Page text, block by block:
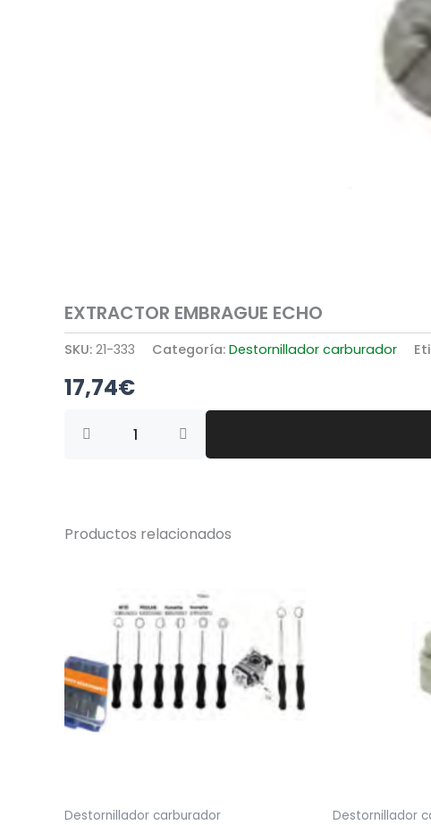
EXTRACTOR EMBRAGUE ECHO
SKU: 21-333 Categoría: Destornillador carburador
17,74€
EMBRAGUE
Productos relacionados
Destornillador carburador Destornillador